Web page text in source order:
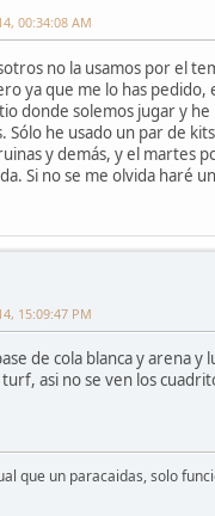
00:34:08 AM
no la usamos por el
ya que me lo has pedido,
donde solemos jugar y
Sólo he usado un par de
y demás, y el martes
Si no se me olvida haré
15:09:47 PM
de cola blanca y arena y
asi no se ven los
que un paracaidas, solo